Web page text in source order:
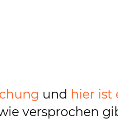
und hier ist
versprochen